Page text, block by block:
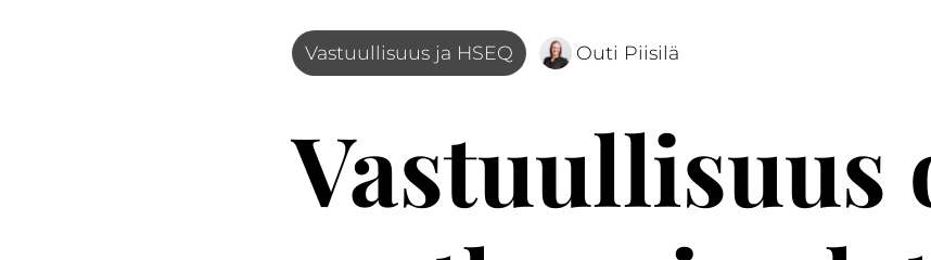
Vastuullisuus ja HSEQ Outi Piisilä
Vastuullisuus